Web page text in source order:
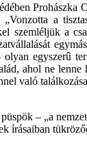
a
szemléljük a
egyszerû
ahol ne
való
– „a
írásaiban